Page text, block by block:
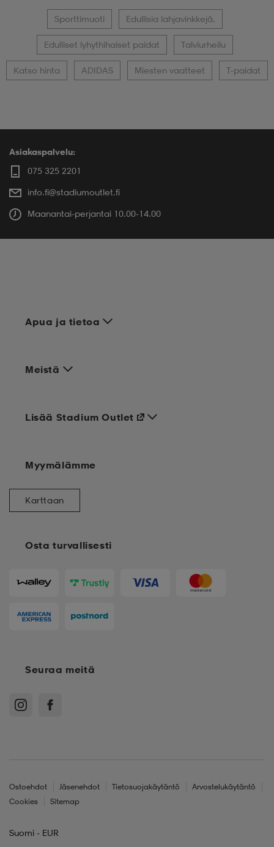
Sporttimuoti Edullisia lahjavinkkejä.
Edulliset lyhythihaiset paidat Talviurheilu
Katso hinta ADIDAS Miesten vaatteet T-paidat
Asiakaspalvelu:
075 325 2201
info.fi@stadiumoutlet.fi
Maanantai-perjantai 10.00-14.00
Apua ja tietoa
Meistä
Osta turvallisesti
Lisää Stadium Outlet
Myymälämme
Karttaan
Seuraa meitä
Ostoehdot Jäsenehdot Tietosuojakäytäntö
Arvostelukäytäntö
Cookies
Sitemap
Suomi - EUR